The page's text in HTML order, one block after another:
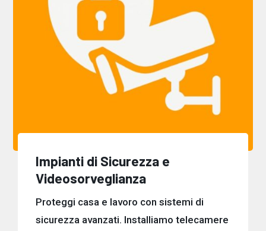
Impianti di Sicurezza e
Videosorveglianza
Proteggi casa e lavoro con sistemi di
sicurezza avanzati. Installiamo telecamere